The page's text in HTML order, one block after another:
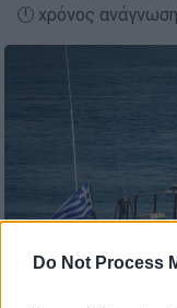
Do Not Process
🕛 χρόνος